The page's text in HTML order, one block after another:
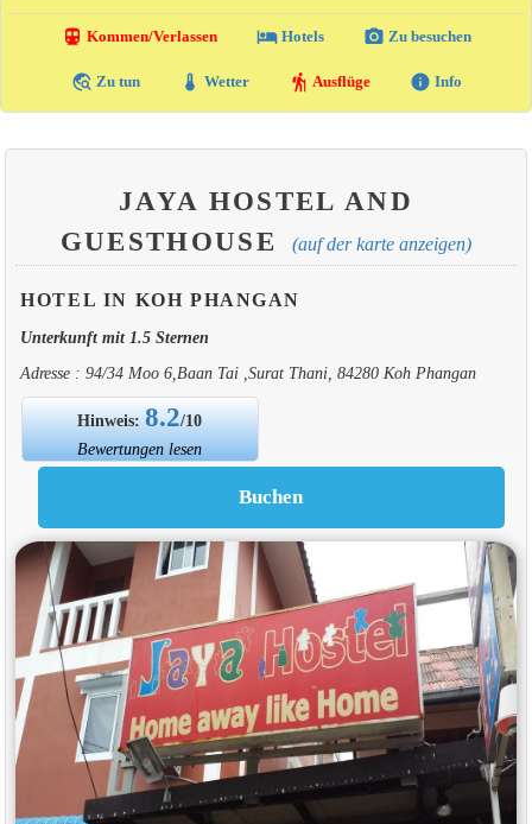
directions_transit Kommen/Verlassen local_hotelHotels photo_camera Zu besuchen
travel_explore Zu tun thermostat Wetter hiking Ausflüge info Info
JAYA HOSTEL AND
GUESTHOUSE
(auf der karte anzeigen)
HOTEL IN KOH PHANGAN
Unterkunft mit 1.5 Sternen
Adresse : 94/34 Moo 6,Baan Tai ,Surat Thani, 84280 Koh Phangan
Hinweis:8.2/10
Bewertungen lesen